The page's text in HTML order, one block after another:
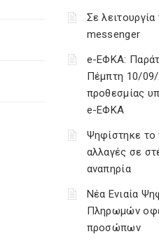
Σε
messenger
e-ΕΦΚΑ:
Πέμπτη 10/
προθεσμίας
e-ΕΦΚΑ
Ψηφίστηκε το
αλλαγές σε
αναπηρία
Νέα Ενιαία
Πληρωμών
προσώπων